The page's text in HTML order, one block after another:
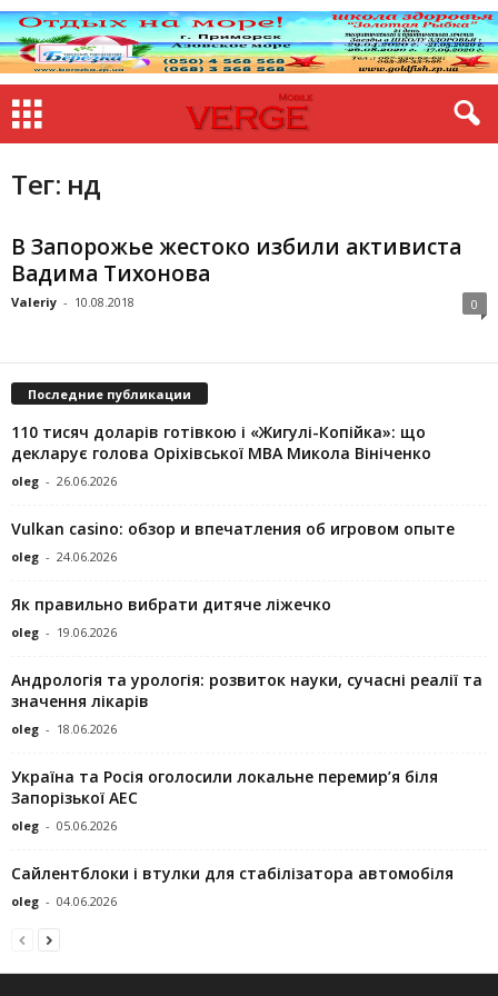
Тег: нд
В Запорожье жестоко избили активиста
Вадима Тихонова
Valeriy - 10.08.2018 0
Последние публикации
110 тисяч доларів готівкою і «Жигулі-Копійка»: що
декларує голова Оріхівської МВА Микола Вініченко
oleg - 26.06.2026
Vulkan casino: обзор и впечатления об игровом опыте
oleg - 24.06.2026
Як правильно вибрати дитяче ліжечко
oleg - 19.06.2026
Андрологія та урологія: розвиток науки, сучасні реалії та
значення лікарів
oleg - 18.06.2026
Україна та Росія оголосили локальне перемир’я біля
Запорізької АЕС
oleg - 05.06.2026
Сайлентблоки і втулки для стабілізатора автомобіля
oleg - 04.06.2026